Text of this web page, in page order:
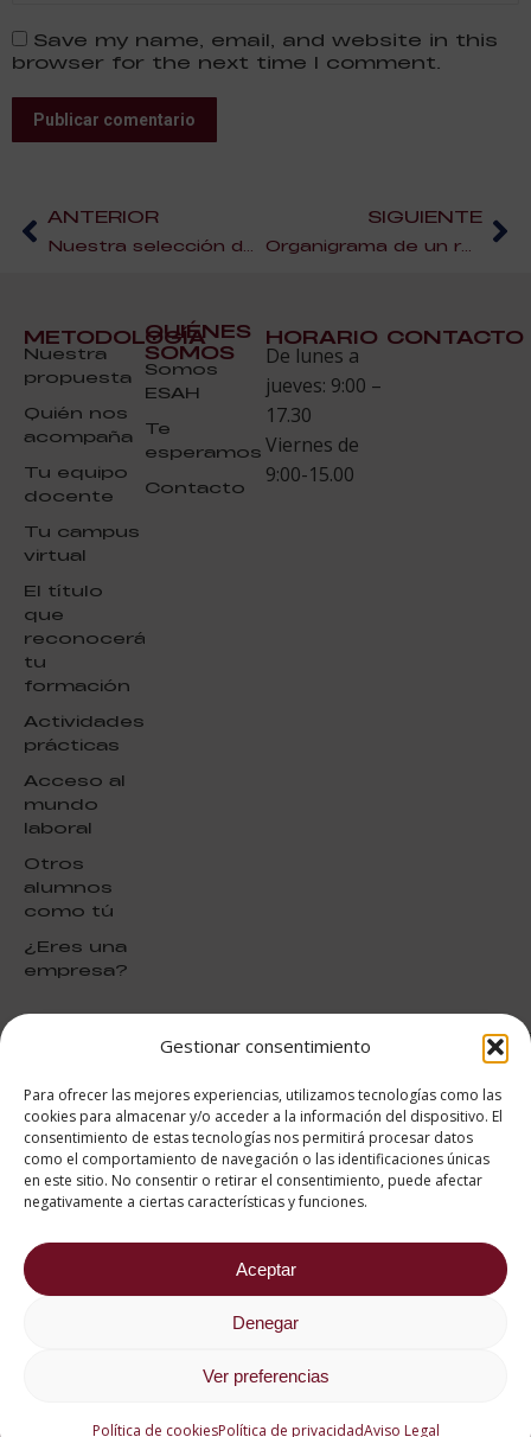
Gestionar consentimiento
Para ofrecer las mejores experiencias, utilizamos tecnologías como las
cookies para almacenar y/o acceder a la información del dispositivo. El
consentimiento de estas tecnologías nos permitirá procesar datos
como el comportamiento de navegación o las identificaciones únicas
en este sitio. No consentir o retirar el consentimiento, puede afectar
negativamente a ciertas características y funciones.
Aceptar
Denegar
Ver preferencias
Política de cookiesPolítica de privacidadAviso Legal
Save my name, email, and website in this
browser for the next time I comment.
Publicar comentario
ANTERIOR SIGUIENTE
Organigrama de un restaurante
METODOLOGÍA
Nuestra
propuesta
Quién nos
acompaña
Tu equipo
docente
Tu campus
virtual
El título
que
reconocerá
tu
formación
Actividades
prácticas
Acceso al
mundo
laboral
Otros
alumnos
como tú
¿Eres una
empresa?
QUIÉNES
SOMOS
Somos
ESAH
Te
esperamos
Contacto
HORARIO
De lunes a
jueves: 9:00 –
17.30
Viernes de
9:00-15.00
CONTACTO
puntuación para ESAH
basado en
Valoraciones soportado por
eKomi
2026 ® Estudios Superiores
Política de cookies